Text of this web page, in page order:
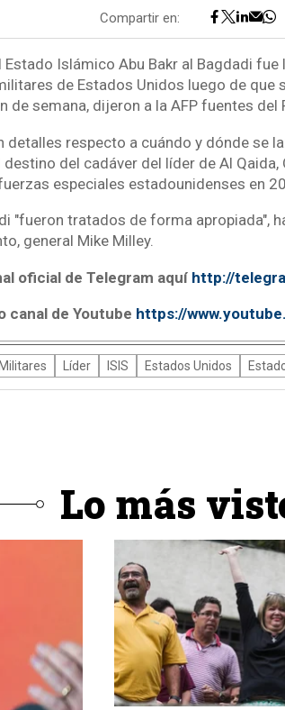
Compartir en:
Estado Islámico Abu Bakr al Bagdadi fue
de Estados Unidos luego de que
de semana, dijeron a la AFP fuentes del
detalles respecto a cuándo y dónde se
del cadáver del líder de Al Qaida,
especiales estadounidenses en
"fueron tratados de forma apropiada",
general Mike Milley.
oficial de Telegram aquí http://
canal de Youtube https://
Militares Líder ISIS Estados Unidos
Lo más